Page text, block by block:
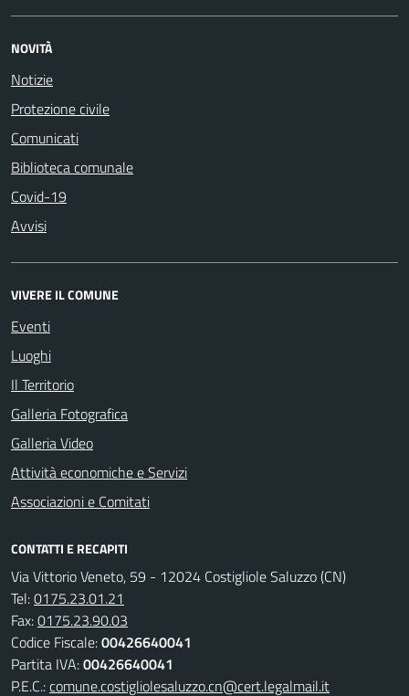
NOVITÀ
Notizie
Protezione civile
Comunicati
Biblioteca comunale
Covid-19
Avvisi
VIVERE IL COMUNE
Eventi
Luoghi
Il Territorio
Galleria Fotografica
Galleria Video
Attività economiche e Servizi
Associazioni e Comitati
CONTATTI E RECAPITI
Via Vittorio Veneto, 59 - 12024 Costigliole Saluzzo (CN)
Tel:0175.23.01.21
Fax:0175.23.90.03
Codice Fiscale:00426640041
Partita IVA:00426640041
P.E.C.:comune.costigliolesaluzzo.cn@cert.legalmail.it